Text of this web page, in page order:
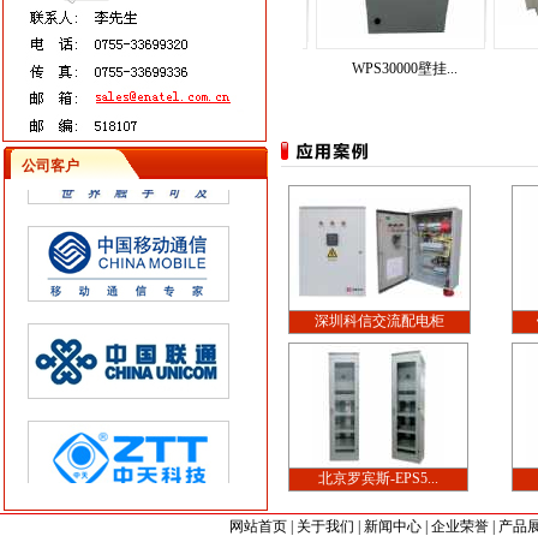
公司客户
流配电系统 EPS50000智能... WPS30000壁挂...
深圳科信交流配电柜
北京罗宾斯-EPS5...
网站首页 关于我们 新闻中心 企业荣誉
产品